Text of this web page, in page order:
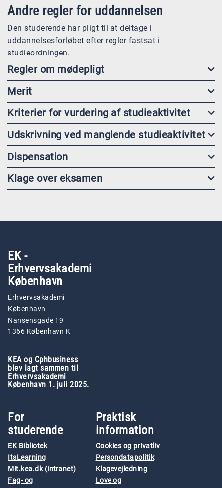
Andre regler for uddannelsen
Den studerende har pligt til at deltage i
uddannelsesforløbet efter regler fastsat i
studieordningen.
Regler om mødepligt
Merit
Kriterier for vurdering af studieaktivitet
Udskrivning ved manglende studieaktivitet
Dispensation
Klage over eksamen
EK -
Erhvervsakademi
København
Erhvervsakademi
København
Nansensgade 19
1366 København K
KEA og Cphbusiness
blev lagt sammen til
Erhvervsakademi
København 1. juli 2025.
For
studerende
EK Bibliotek
ItsLearning
Mit.kea.dk (intranet)
Fag- og
Praktisk
information
Cookies og privatliv
Persondatapolitik
Klagevejledning
Love og